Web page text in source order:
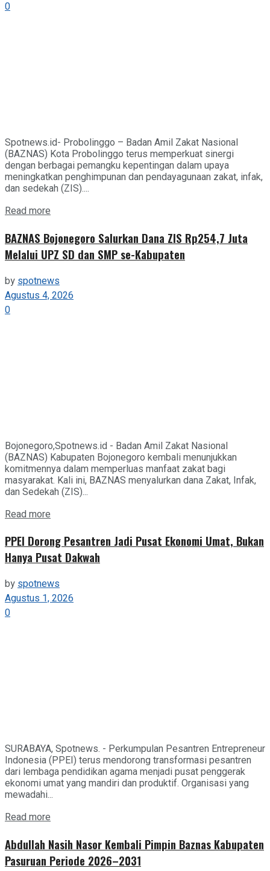
0
Spotnews.id- Probolinggo – Badan Amil Zakat Nasional
(BAZNAS) Kota Probolinggo terus memperkuat sinergi
dengan berbagai pemangku kepentingan dalam upaya
meningkatkan penghimpunan dan pendayagunaan zakat, infak,
dan sedekah (ZIS)....
Read more
BAZNAS Bojonegoro Salurkan Dana ZIS Rp254,7 Juta
Melalui UPZ SD dan SMP se-Kabupaten
by spotnews
Agustus 4, 2026
0
Bojonegoro,Spotnews.id - Badan Amil Zakat Nasional
(BAZNAS) Kabupaten Bojonegoro kembali menunjukkan
komitmennya dalam memperluas manfaat zakat bagi
masyarakat. Kali ini, BAZNAS menyalurkan dana Zakat, Infak,
dan Sedekah (ZIS)...
Read more
PPEI Dorong Pesantren Jadi Pusat Ekonomi Umat, Bukan
Hanya Pusat Dakwah
byspotnews
Agustus 1, 2026
0
SURABAYA, Spotnews. - Perkumpulan Pesantren Entrepreneur
Indonesia (PPEI) terus mendorong transformasi pesantren
dari lembaga pendidikan agama menjadi pusat penggerak
ekonomi umat yang mandiri dan produktif. Organisasi yang
mewadahi...
Read more
Abdullah Nasih Nasor Kembali Pimpin Baznas Kabupaten
Pasuruan Periode 2026–2031